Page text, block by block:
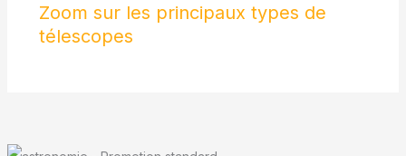
Zoom sur les principaux types de
télescopes